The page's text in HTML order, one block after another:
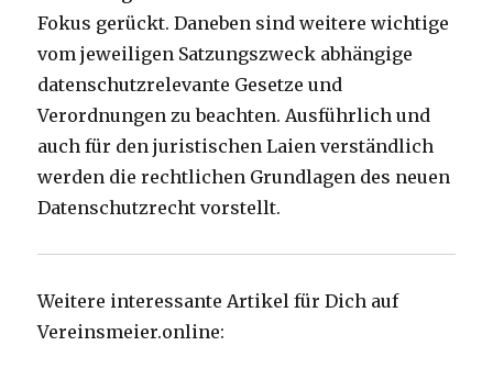
Fokus gerückt. Daneben sind weitere wichtige
vom jeweiligen Satzungszweck abhängige
datenschutzrelevante Gesetze und
Verordnungen zu beachten. Ausführlich und
auch für den juristischen Laien verständlich
werden die rechtlichen Grundlagen des neuen
Datenschutzrecht vorstellt.
Weitere interessante Artikel für Dich auf
Vereinsmeier.online: